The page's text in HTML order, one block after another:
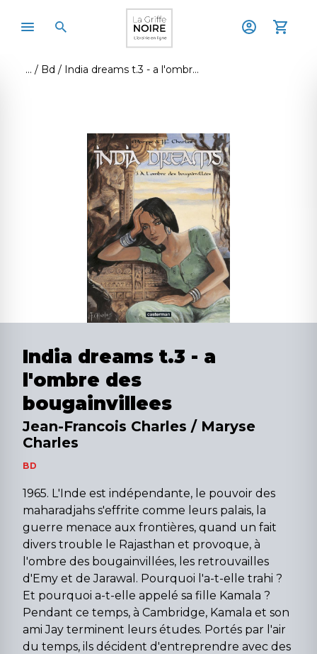
Bd India dreams t.3 - a l'ombre des bougainvillees
India dreams t.3 - a
l'ombre des
bougainvillees
Jean-Francois Charles / Maryse
Charles
BD
1965. L'Inde est indépendante, le pouvoir des
maharadjahs s'effrite comme leurs palais, la
guerre menace aux frontières, quand un fait
divers trouble le Rajasthan et provoque, à
l'ombre des bougainvillées, les retrouvailles
d'Emy et de Jarawal. Pourquoi l'a-t-elle trahi ?
Et pourquoi a-t-elle appelé sa fille Kamala ?
Pendant ce temps, à Cambridge, Kamala et son
ami Jay terminent leurs études. Portés par l'air
du temps, ils décident d'entreprendre avec des